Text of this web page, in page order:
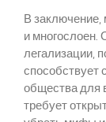
В заключение,
и многослоен.
легализации,
способствует
общества для
требует